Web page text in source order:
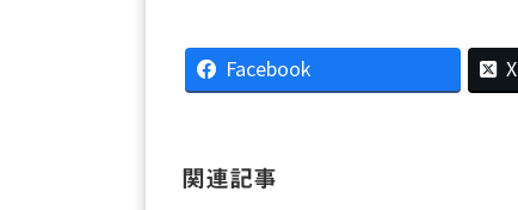
Facebook X
関連記事